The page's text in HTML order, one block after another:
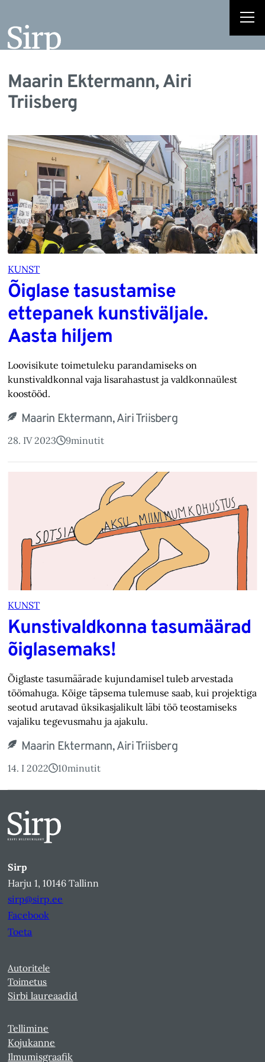
Maarin Ektermann, Airi
Triisberg
KUNST
Õiglase tasustamise
ettepanek kunstiväljale.
Aasta hiljem
Loovisikute toimetuleku parandamiseks on
kunstivaldkonnal vaja lisarahastust ja valdkonnaülest
koostööd.
Maarin Ektermann, Airi Triisberg
28. IV 2023 9minutit
KUNST
Kunstivaldkonna tasumäärad
õiglasemaks!
Õiglaste tasumäärade kujundamisel tuleb arvestada
töömahuga. Kõige täpsema tulemuse saab, kui projektiga
seotud arutavad üksikasjalikult läbi töö teostamiseks
vajaliku tegevusmahu ja ajakulu.
Maarin Ektermann, Airi Triisberg
14. I 2022 10minutit
Sirp
Harju 1, 10146 Tallinn
sirp@sirp.ee
Facebook
Toeta
Autoritele
Toimetus
Sirbi laureaadid
Tellimine
Kojukanne
Ilmumisgraafik